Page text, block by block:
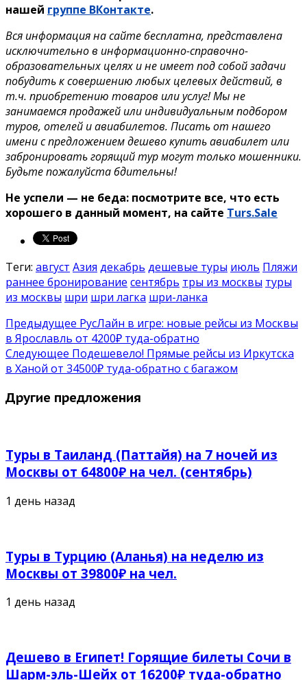
нашей группе ВКонтакте.
Вся информация на сайте бесплатна, представлена
исключительно в информационно-справочно-
образовательных целях и не имеет под собой задачи
побудить к совершению любых целевых действий, в
т.ч. приобретению товаров или услуг! Мы не
занимаемся продажей или индивидуальным подбором
туров, отелей и авиабилетов. Писать от нашего
имени с предложением дешево купить авиабилет или
забронировать горящий тур могут только мошенники.
Будьте пожалуйста бдительны!
Не успели — не беда: посмотрите все, что есть
хорошего в данный момент, на сайте Turs.Sale
Теги: август Азия декабрь дешевые туры июль Пляжи
раннее бронирование сентябрь тры из москвы туры
из москвы шри шри лагка шри-ланка
Предыдущее РусЛайн в игре: новые рейсы из Москвы
в Ярославль от 4200₽ туда-обратно
Следующее Подешевело! Прямые рейсы из Иркутска
в Ханой от 34500₽ туда-обратно с багажом
Другие предложения
Туры в Таиланд (Паттайя) на 7 ночей из
Москвы от 64800₽ на чел. (сентябрь)
1 день назад
Туры в Турцию (Аланья) на неделю из
Москвы от 39800₽ на чел.
1 день назад
Дешево в Египет! Горящие билеты Сочи в
Шарм-эль-Шейх от 16200₽ туда-обратно